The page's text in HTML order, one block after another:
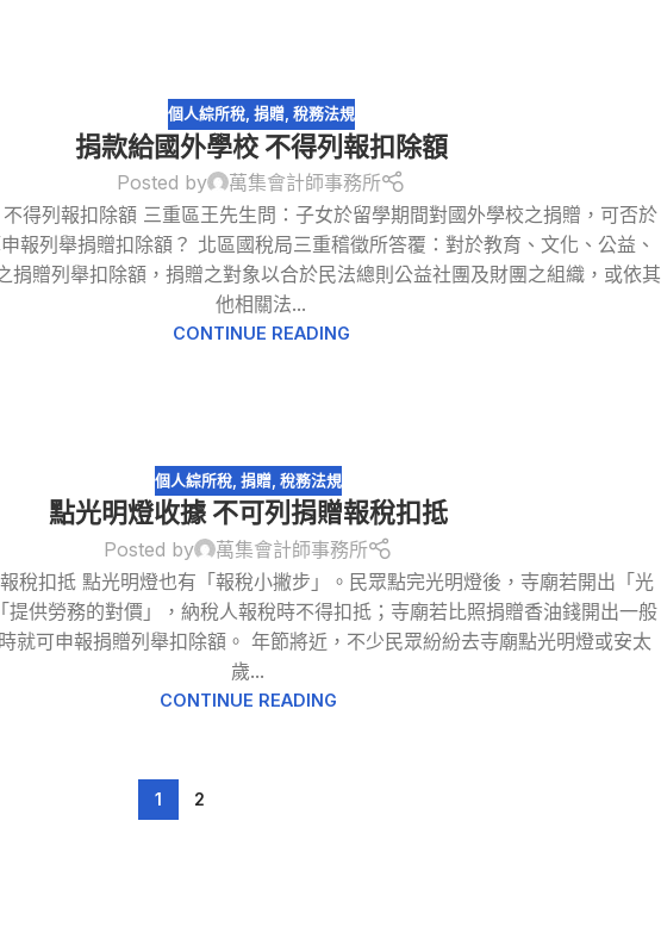
個人綜所稅, 捐贈, 稅務法規
捐款給國外學校 不得列報扣除額
Posted by
萬集會計師事務所
得列報扣除額 三重區王先生問：子女於留學期間對國外學校之捐贈，可否於
報列舉捐贈扣除額？ 北區國稅局三重稽徵所答覆：對於教育、文化、公益、
捐贈列舉扣除額，捐贈之對象以合於民法總則公益社團及財團之組織，或依其
他相關法...
CONTINUE READING
個人綜所稅, 捐贈, 稅務法規
點光明燈收據 不可列捐贈報稅扣抵
Posted by
萬集會計師事務所
稅扣抵 點光明燈也有「報稅小撇步」。民眾點完光明燈後，寺廟若開出「光
提供勞務的對價」，納稅人報稅時不得扣抵；寺廟若比照捐贈香油錢開出一般
就可申報捐贈列舉扣除額。 年節將近，不少民眾紛紛去寺廟點光明燈或安太
歲...
CONTINUE READING
1 2